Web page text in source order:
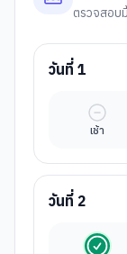
ตรวจสอบ
วันที่ 1
เช้า
มื้ออิส
วันที่ 2
รวมใ